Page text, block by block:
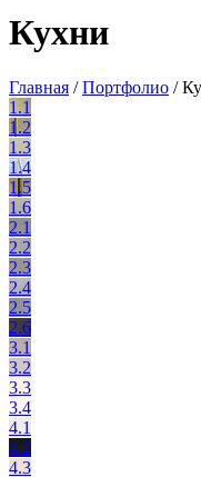
Кухни
Главная /Портфолио /
1.1
1.2
1.3
1.4
1.5
1.6
2.1
2.2
2.3
2.4
2.5
2.6
3.1
3.2
3.3
3.4
4.1
4.2
4.3